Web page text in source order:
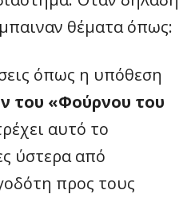
θέματα όπως:
όπως η υπόθεση
του «Φούρνου του
αυτό το
ύστερα από
προς τους